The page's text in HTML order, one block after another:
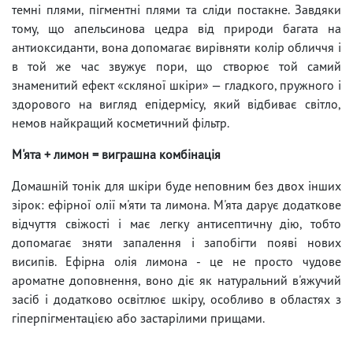
темні плями, пігментні плями та сліди постакне. Завдяки
тому, що апельсинова цедра від природи багата на
антиоксиданти, вона допомагає вирівняти колір обличчя і
в той же час звужує пори, що створює той самий
знаменитий ефект «скляної шкіри» — гладкого, пружного і
здорового на вигляд епідермісу, який відбиває світло,
немов найкращий косметичний фільтр.
М'ята + лимон = виграшна комбінація
Домашній тонік для шкіри буде неповним без двох інших
зірок: ефірної олії м'яти та лимона. М'ята дарує додаткове
відчуття свіжості і має легку антисептичну дію, тобто
допомагає зняти запалення і запобігти появі нових
висипів. Ефірна олія лимона - це не просто чудове
ароматне доповнення, воно діє як натуральний в'яжучий
засіб і додатково освітлює шкіру, особливо в областях з
гіперпігментацією або застарілими прищами.